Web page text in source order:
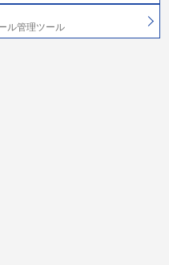
ル管理ツール